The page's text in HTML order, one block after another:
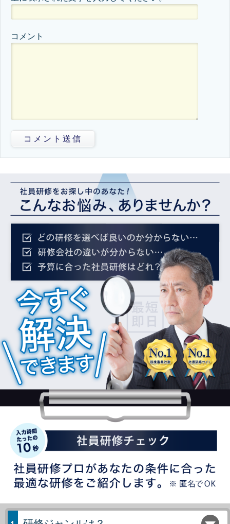
コメント
コメント送信